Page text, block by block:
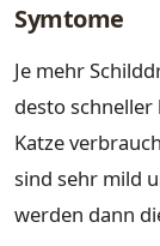
Symtome
Je mehr
desto schneller
Katze
sind sehr mild
werden dann